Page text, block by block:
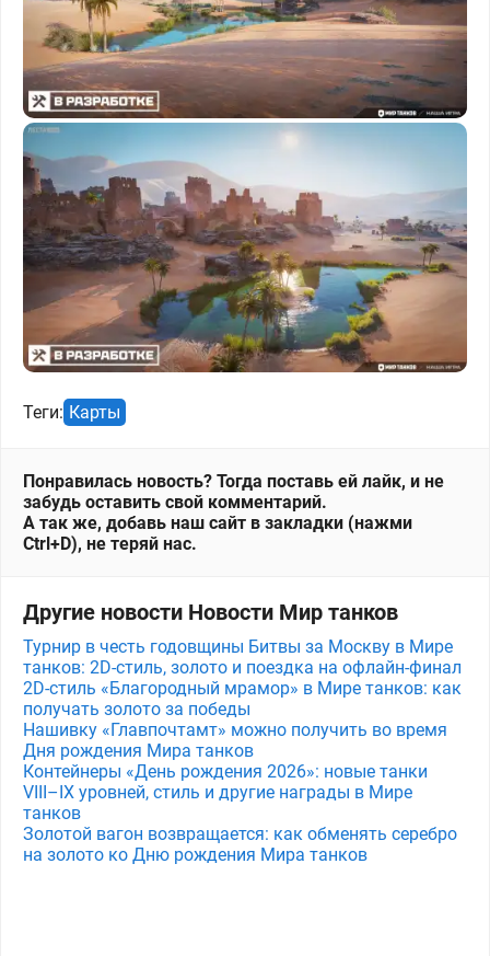
Теги: Карты
Понравилась новость? Тогда поставь ей лайк, и не
забудь оставить свой комментарий.
А так же, добавь наш сайт в закладки (нажми
Ctrl+D), не теряй нас.
Другие новости Новости Мир танков
Турнир в честь годовщины Битвы за Москву в Мире
танков: 2D-стиль, золото и поездка на офлайн-финал
2D-стиль «Благородный мрамор» в Мире танков: как
получать золото за победы
Нашивку «Главпочтамт» можно получить во время
Дня рождения Мира танков
Контейнеры «День рождения 2026»: новые танки
VIII–IX уровней, стиль и другие награды в Мире
танков
Золотой вагон возвращается: как обменять серебро
на золото ко Дню рождения Мира танков